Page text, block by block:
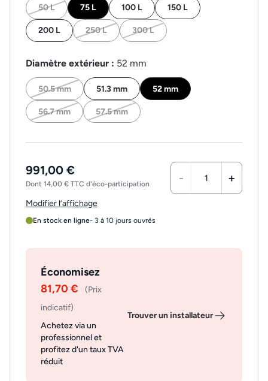
50 L 75 L 100 L 150 L
200 L 250 L 300 L
Diamètre extérieur : 52 mm
50.5 mm 51.3 mm 52 mm
56.7 mm 57.5 mm
991,00 €
Dont 14,00 € TTC d'éco-participation - +
Modifier l’affichage
En stock en ligne- 3 à 10 jours ouvrés
Économisez
81,70 €
(Prix
indicatif)
Achetez via un
professionnel et
profitez d'un taux TVA
réduit
Trouver un installateur